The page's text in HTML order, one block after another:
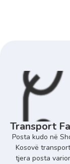
Transport
Posta kudo në
Kosovë
tjera posta